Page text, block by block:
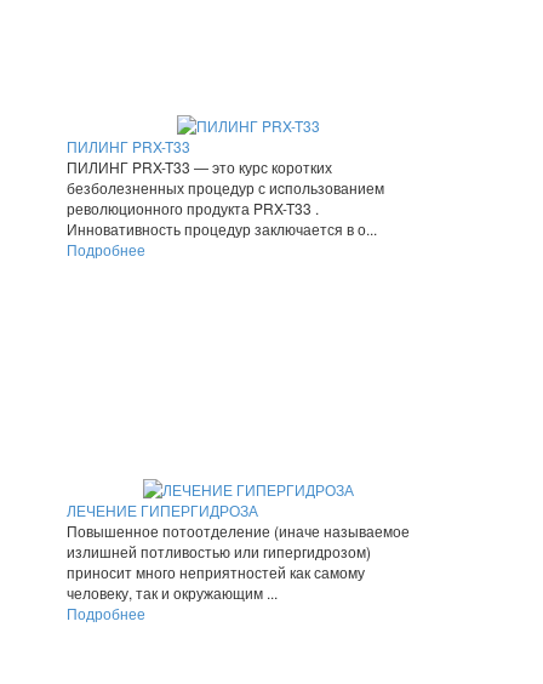
ПИЛИНГ PRX-T33
ПИЛИНГ PRX-T33 — это курс коротких
безболезненных процедур с иcпользованием
революционного продукта PRX-T33 .
Инновативность процедур заключается в о...
Подробнее
ЛЕЧЕНИЕ ГИПЕРГИДРОЗА
Повышенное потоотделение (иначе называемое
излишней потливостью или гипергидрозом)
приносит много неприятностей как самому
человеку, так и окружающим ...
Подробнее